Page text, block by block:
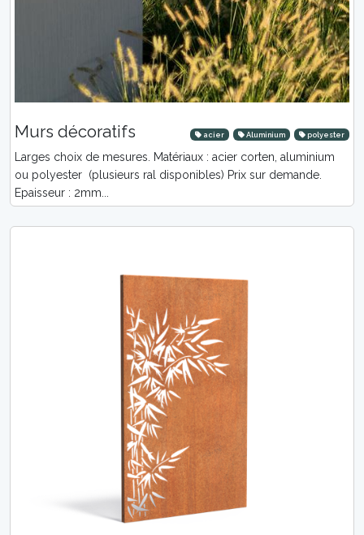
Murs décoratifs acier Aluminium polyester
Larges choix de mesures. Matériaux : acier corten, aluminium
ou polyester (plusieurs ral disponibles) Prix sur demande.
Epaisseur : 2mm...